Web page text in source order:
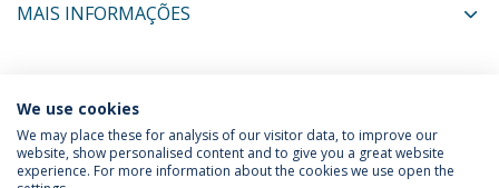
MAIS INFORMAÇÕES
COORDENADORES
Política de Privacidade Termos & Condições
We use cookies
We may place these for analysis of our visitor data, to improve our
website, show personalised content and to give you a great website
experience. For more information about the cookies we use open the